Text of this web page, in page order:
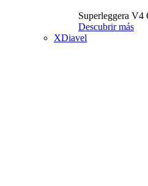
Superleggera V4
Descubrir más
XDiavel